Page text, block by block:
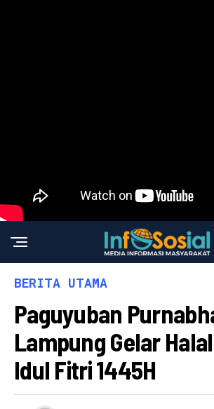
BERITA UTAMA
Paguyuban
Lampung Gelar
Idul Fitri 1445H